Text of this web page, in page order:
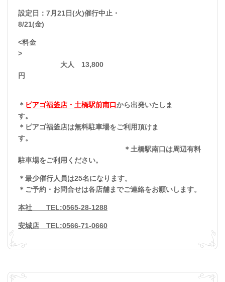
設定日：7月21日(火)催行中止・
8/21(金)
<料金
>
大人 13,800
円
＊ ピアゴ福釜店・土橋駅前南口から出発いたしま
す。
＊ピアゴ福釜店は無料駐車場をご利用頂けま
す。
＊土橋駅南口は周辺有料
駐車場をご利用ください。
＊最少催行人員は25名になります。
＊ご予約・お問合せは各店舗までご連絡をお願いします。
本社 TEL:0565-28-1288
安城店 TEL:0566-71-0660